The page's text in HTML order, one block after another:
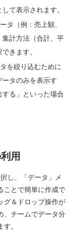
て表示されます。
タ（例：売上額、
計方法（合計、平
きます。
を絞り込むために
タのみを表示す
る」といった場合
用
し、「データ」メ
ことで簡単に作成で
グ＆ドロップ操作が
、チームでデータ分
。